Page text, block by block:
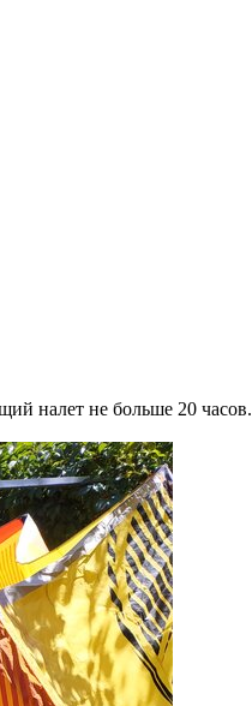
налет не больше 20 часов.